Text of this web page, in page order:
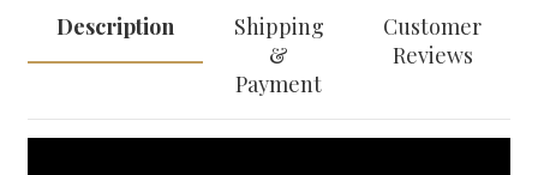
Description
Shipping
&
Payment
Customer
Reviews